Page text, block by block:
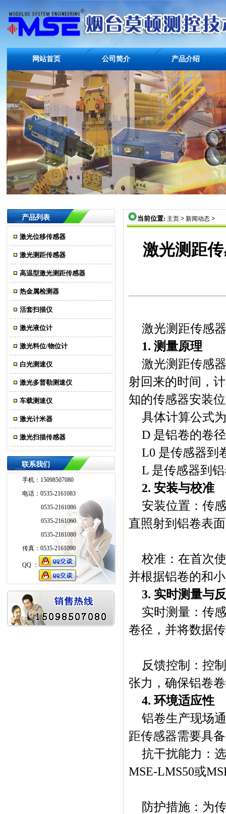
网站首页 公司简介 产品介绍
产品列表
激光位移传感器
激光测距传感器
高温型激光测距传感器
热金属检测器
活套扫描仪
激光液位计
激光料位/物位计
白光测速仪
激光多普勒测速仪
车载测速仪
激光计米器
激光扫描传感器
联系我们
手机：15098507080
电话：0535-2161083
0535-2161086
0535-2161060
0535-2161080
传真：0535-2161090
QQ ：
当前位置: 主页 > 新闻动态 >
激光测距
激光测距传感
1. 测量原理
激光测距传感
射回来的时间，
知的传感器安装
具体计算公式
D 是铝卷的卷
L0​ 是传感器到
L 是传感器到
2. 安装与校准
安装位置：传
直照射到铝卷表
校准：在首次
并根据铝卷的和
3. 实时测量与
实时测量：传
卷径，并将数据
反馈控制：控
张力，确保铝卷
4. 环境适应性
铝卷生产现场
距传感器需要具
抗干扰能力：
MSE-LMS50或
防护措施：为